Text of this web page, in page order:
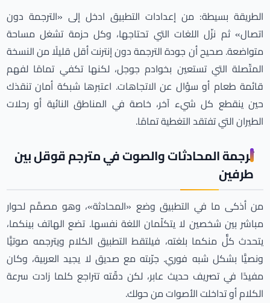
الطريقة بسيطة: من إعدادات التطبيق ادخل إلى «الترجمة دون
اتصال» ثم نزّل اللغات التي تحتاجها، وكل حزمة تشغل مساحة
متواضعة. صحيح أن جودة الترجمة دون إنترنت أقل قليلًا من النسخة
المتّصلة التي تستعين بخوادم جوجل، لكنها تكفي تمامًا لفهم
قائمة طعام أو سؤال عن الاتجاهات. اعتبرها شبكة أمان تنقذك
حين ينقطع كل شيء آخر، خاصة في المناطق النائية أو رحلات
الطيران التي تفتقد التغطية تمامًا.
ترجمة المحادثات والصوت في مترجم قوقل بين
طرفين
من أذكى ما في التطبيق وضع «المحادثة»، وهو مصمَّم لحوار
مباشر بين شخصين لا يتكلّمان اللغة نفسها. تضع الهاتف بينكما،
يتحدث كلٌّ منكما بلغته، فيلتقط التطبيق الكلام ويترجمه صوتيًّا
ونصيًّا بشكل شبه فوري. جرّبته مع صديق لا يجيد العربية، وكان
مفيدًا في تصريف حديث عابر، لكن دقّته تتراجع كلما زادت سرعة
الكلام أو تداخلت الأصوات من حولك.